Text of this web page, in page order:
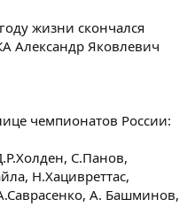
жизни скончался
Александр Яковлевич
чемпионатов России:
С.Панов,
Н.Хацивреттас,
А. Башминов,